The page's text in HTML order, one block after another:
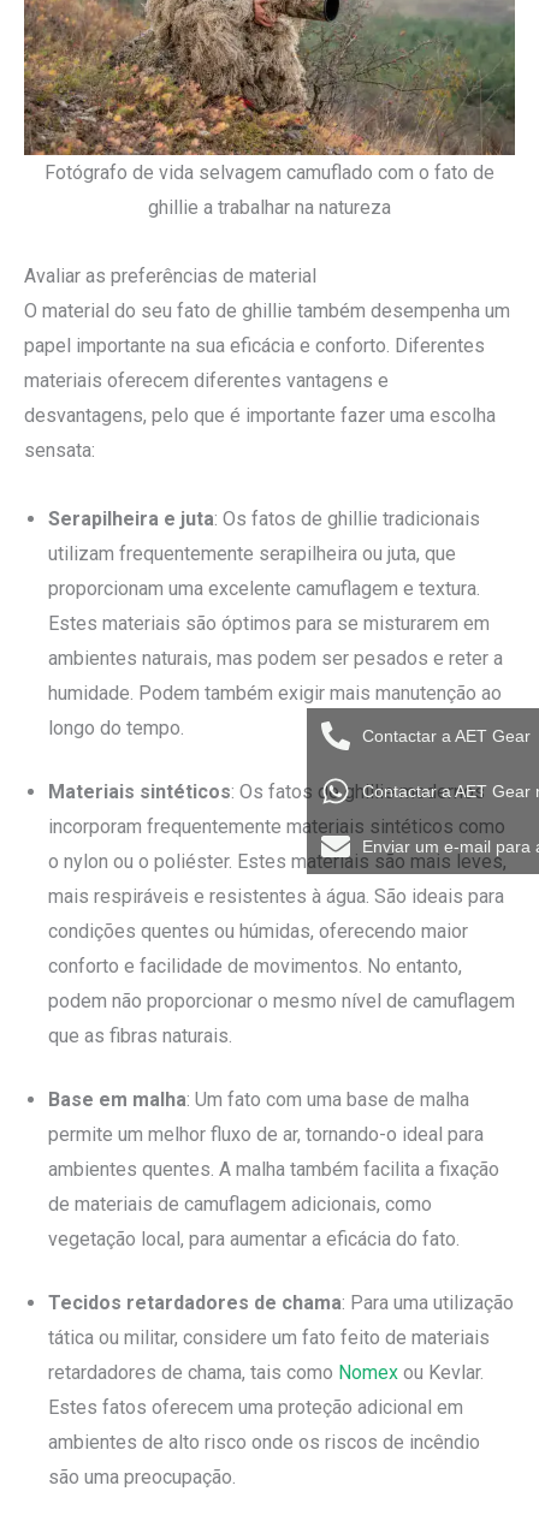
Fotógrafo de vida selvagem camuflado com o fato de
ghillie a trabalhar na natureza
Avaliar as preferências de material
O material do seu fato de ghillie também desempenha um
papel importante na sua eficácia e conforto. Diferentes
materiais oferecem diferentes vantagens e
desvantagens, pelo que é importante fazer uma escolha
sensata:
Serapilheira e juta: Os fatos de ghillie tradicionais
utilizam frequentemente serapilheira ou juta, que
proporcionam uma excelente camuflagem e textura.
Estes materiais são óptimos para se misturarem em
ambientes naturais, mas podem ser pesados e reter a
humidade. Podem também exigir mais manutenção ao
longo do tempo.
Materiais sintéticos: Os fatos de ghillie modernos
incorporam frequentemente materiais sintéticos como
o nylon ou o poliéster. Estes materiais são mais leves,
mais respiráveis e resistentes à água. São ideais para
condições quentes ou húmidas, oferecendo maior
conforto e facilidade de movimentos. No entanto,
podem não proporcionar o mesmo nível de camuflagem
que as fibras naturais.
Base em malha: Um fato com uma base de malha
permite um melhor fluxo de ar, tornando-o ideal para
ambientes quentes. A malha também facilita a fixação
de materiais de camuflagem adicionais, como
vegetação local, para aumentar a eficácia do fato.
Tecidos retardadores de chama: Para uma utilização
tática ou militar, considere um fato feito de materiais
retardadores de chama, tais como Nomex ou Kevlar.
Estes fatos oferecem uma proteção adicional em
ambientes de alto risco onde os riscos de incêndio
são uma preocupação.
Contactar a AET Gear
Contactar a AET Gear
Enviar um e-mail para